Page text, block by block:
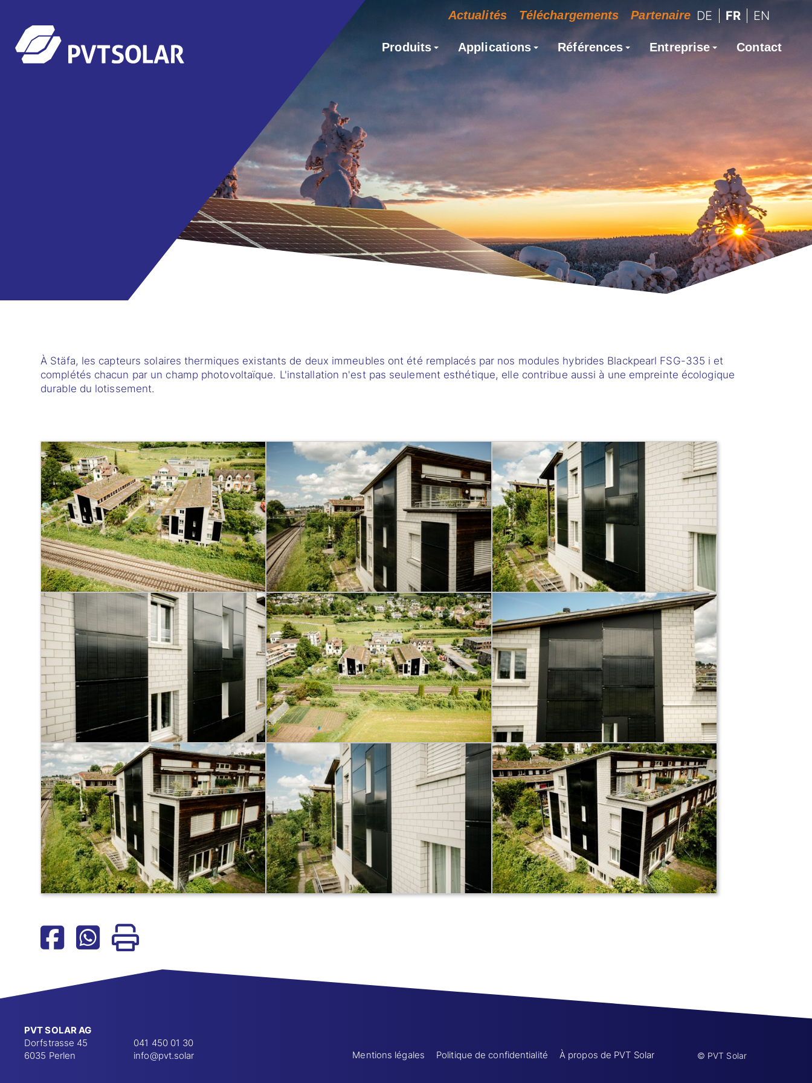
Actualités Téléchargements Partenaire DE FR EN
Produits Applications Références Entreprise Contact
À Stäfa, les capteurs solaires thermiques existants de deux immeubles ont été remplacés par nos modules hybrides Blackpearl FSG-335 i et
complétés chacun par un champ photovoltaïque. L'installation n'est pas seulement esthétique, elle contribue aussi à une empreinte écologique
durable du lotissement.
PVT SOLAR AG
Dorfstrasse 45
6035 Perlen
041 450 01 30
info@pvt.solar
Mentions légales Politique de confidentialité À propos de PVT Solar © PVT Solar